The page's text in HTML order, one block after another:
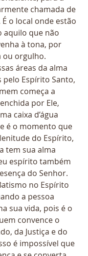
chamada de
o local onde estão
aquilo que não
à tona, por
ou orgulho.
áreas da alma
Espírito Santo,
começa a
por Ele,
caixa d’água
é o momento que
do Espírito,
tem sua alma
espírito também
do Senhor.
no Espírito
a pessoa
sua vida, pois é o
convence o
da Justiça e do
é impossível que